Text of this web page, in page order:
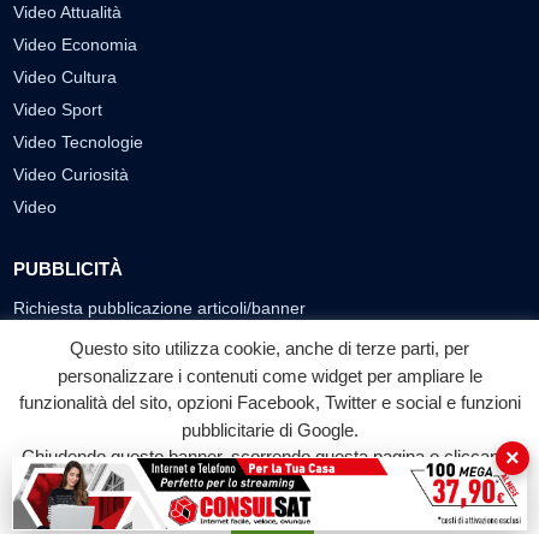
Video Attualità
Video Economia
Video Cultura
Video Sport
Video Tecnologie
Video Curiosità
Video
PUBBLICITÀ
Richiesta pubblicazione articoli/banner
SEGUICI SUI SOCIAL
f
Facebook
◎ ▶
YouTube
© 2026 LABTV - Tutti i diritti riservati
Questo sito utilizza cookie, anche di terze parti, per
personalizzare i contenuti come widget per ampliare le
funzionalità del sito, opzioni Facebook, Twitter e social e funzioni
pubblicitarie di Google.
Chiudendo questo banner, scorrendo questa pagina o cliccando
su qualunque suo elemento acconsenti all'uso dei cookie.
Accetta
×